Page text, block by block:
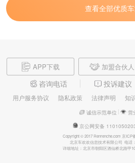
查看全部优质
APP下载 加盟合伙人
咨询电话 投诉建议
用户服务协议 隐私政策 法律声明 知
诚信示范单位
营
京公网安备
Copyright © 2017 Renrenche.com 京ICP
北京车欢欢信息技术有限公司 电话
详细地址：北京市朝阳区酒仙桥北路甲